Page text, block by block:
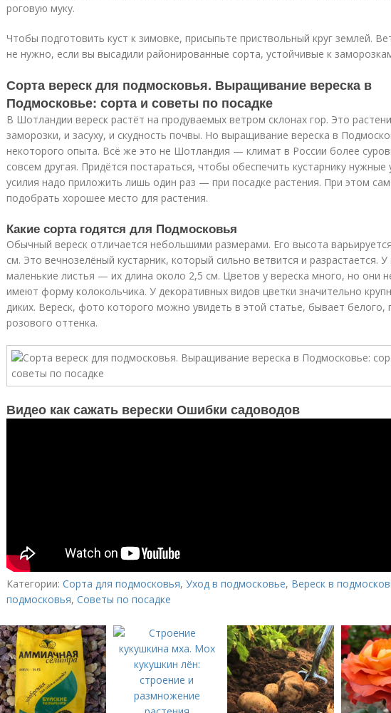
роговую муку.
Чтобы подготовить куст к зимовке, присыпьте приствольный круг землей.
не нужно, если вы высадили районированные сорта, устойчивые к
Сорта вереск для подмосковья. Выращивание вереска в
Подмосковье: сорта и советы по посадке
В Шотландии вереск растёт на продуваемых ветром склонах гор. Это
заморозки, и засуху, и скудность почвы. Но выращивание вереска в
некоторого опыта. Всё же это не Шотландия — климат в России более
совсем другая. Придётся постараться, чтобы обеспечить кустарнику нужные
усилия надо приложить лишь один раз — при посадке растения. При этом
подобрать хорошее место для растения.
Какие сорта годятся для Подмосковья
Обычный вереск отличается небольшими размерами. Его высота
см. Это вечнозелёный кустарник, который сильно ветвится и разрастается. У
маленькие листья — их длина около 2,5 см. Цветов у вереска много, но они
имеют форму колокольчика. У декоративных видов цветки значительно
диких. Вереск, фото которого можно увидеть в этой статье, бывает белого,
розового оттенка.
Видео как сажать верески Ошибки садоводов
Категории: Сорта для подмосковья, Уход в подмосковье, Вереск в
подмосковья, Советы по посадке